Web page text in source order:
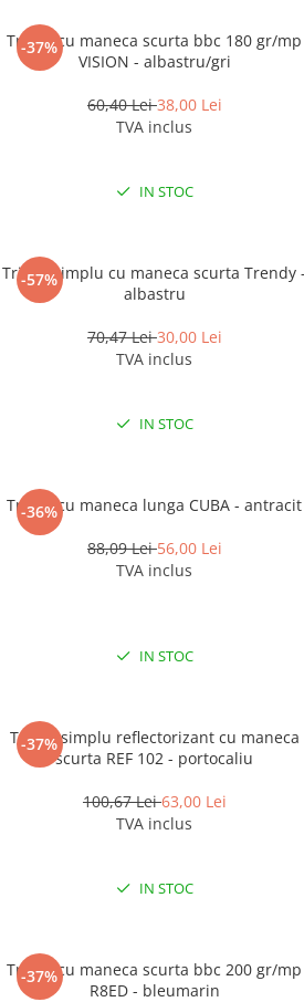
-37%
Tricou cu maneca scurta bbc 180 gr/mp
VISION - albastru/gri
60,40 Lei38,00 Lei
TVA inclus
IN STOC
-57%
Tricou simplu cu maneca scurta Trendy -
albastru
70,47 Lei30,00 Lei
TVA inclus
IN STOC
-36%
Tricou cu maneca lunga CUBA - antracit
88,09 Lei56,00 Lei
TVA inclus
IN STOC
-37%
Tricou simplu reflectorizant cu maneca
scurta REF 102 - portocaliu
100,67 Lei63,00 Lei
TVA inclus
IN STOC
-37%
Tricou cu maneca scurta bbc 200 gr/mp
R8ED - bleumarin